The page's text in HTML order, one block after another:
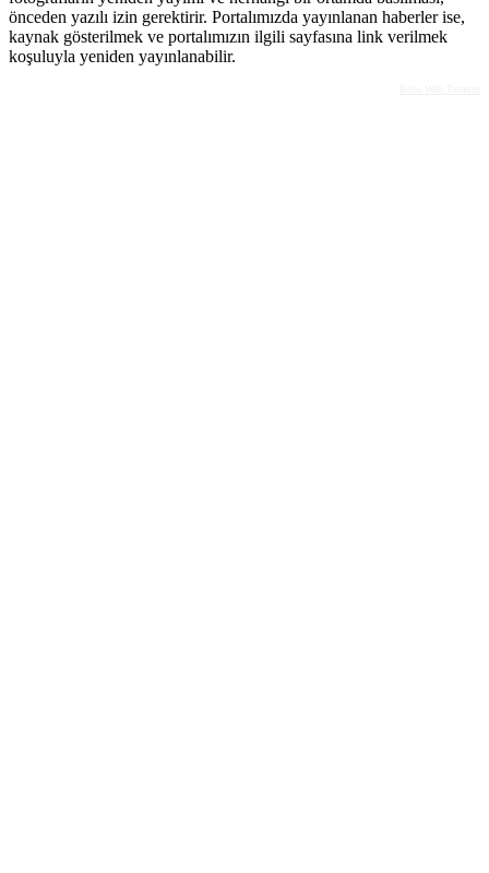
önceden yazılı izin gerektirir. Portalımızda yayınlanan haberler ise,
kaynak gösterilmek ve portalımızın ilgili sayfasına link verilmek
koşuluyla yeniden yayınlanabilir.